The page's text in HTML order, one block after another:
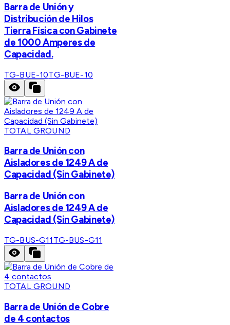
Barra de Unión y
Distribución de Hilos
Tierra Física con Gabinete
de 1000 Amperes de
Capacidad.
TG-BUE-10TG-BUE-10
TOTAL GROUND
Barra de Unión con
Aisladores de 1249 A de
Capacidad (Sin Gabinete)
Barra de Unión con
Aisladores de 1249 A de
Capacidad (Sin Gabinete)
TG-BUS-G11 TG-BUS-G11
TOTAL GROUND
Barra de Unión de Cobre
de 4 contactos